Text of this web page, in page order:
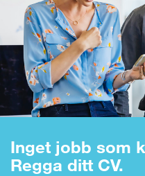
Inget jobb som
Regga ditt CV.